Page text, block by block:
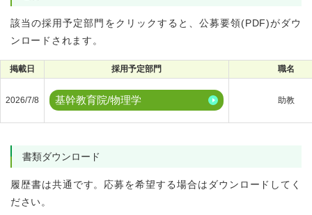
該当の採用予定部門をクリックすると、公募要領(PDF)がダウ
ンロードされます。
掲載日 採用予定部門 職名
2026/7/8 基幹教育院/物理学 助教
書類ダウンロード
履歴書は共通です。応募を希望する場合はダウンロードしてく
ださい。